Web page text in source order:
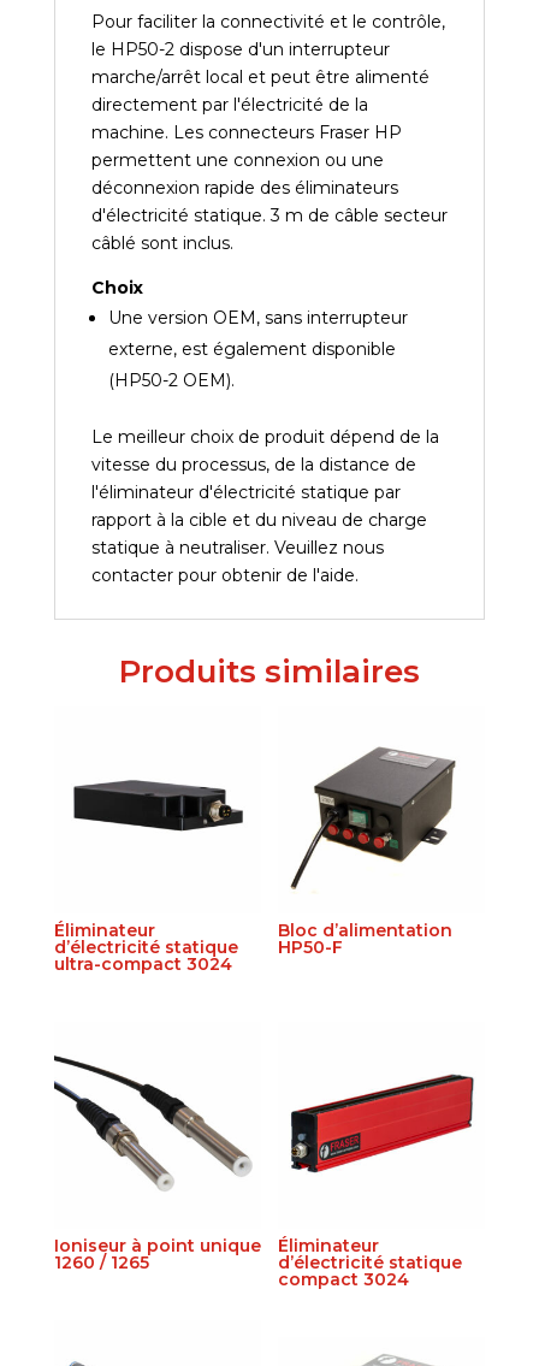
Pour faciliter la connectivité et le contrôle,
le HP50-2 dispose d'un interrupteur
marche/arrêt local et peut être alimenté
directement par l'électricité de la
machine. Les connecteurs Fraser HP
permettent une connexion ou une
déconnexion rapide des éliminateurs
d'électricité statique. 3 m de câble secteur
câblé sont inclus.
Choix
Une version OEM, sans interrupteur
externe, est également disponible
(HP50-2 OEM).
Le meilleur choix de produit dépend de la
vitesse du processus, de la distance de
l'éliminateur d'électricité statique par
rapport à la cible et du niveau de charge
statique à neutraliser. Veuillez nous
contacter pour obtenir de l'aide.
Produits similaires
Éliminateur
d’électricité statique
ultra-compact 3024
Bloc d’alimentation
HP50-F
Ioniseur à point unique
1260 / 1265
Éliminateur
d’électricité statique
compact 3024